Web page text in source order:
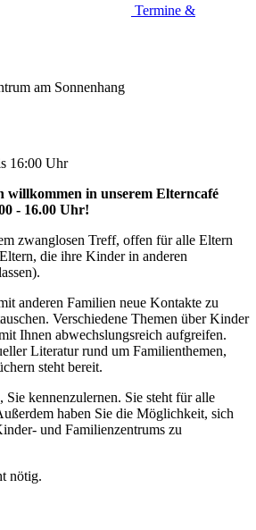
Termine &
am Sonnenhang
16:00 Uhr
willkommen in unserem Elterncafé
- 16.00 Uhr!
zwanglosen Treff, offen für alle Eltern
die ihre Kinder in anderen
anderen Familien neue Kontakte zu
Verschiedene Themen über Kinder
Ihnen abwechslungsreich aufgreifen.
Literatur rund um Familienthemen,
steht bereit.
kennenzulernen. Sie steht für alle
haben Sie die Möglichkeit, sich
und Familienzentrums zu
nötig.